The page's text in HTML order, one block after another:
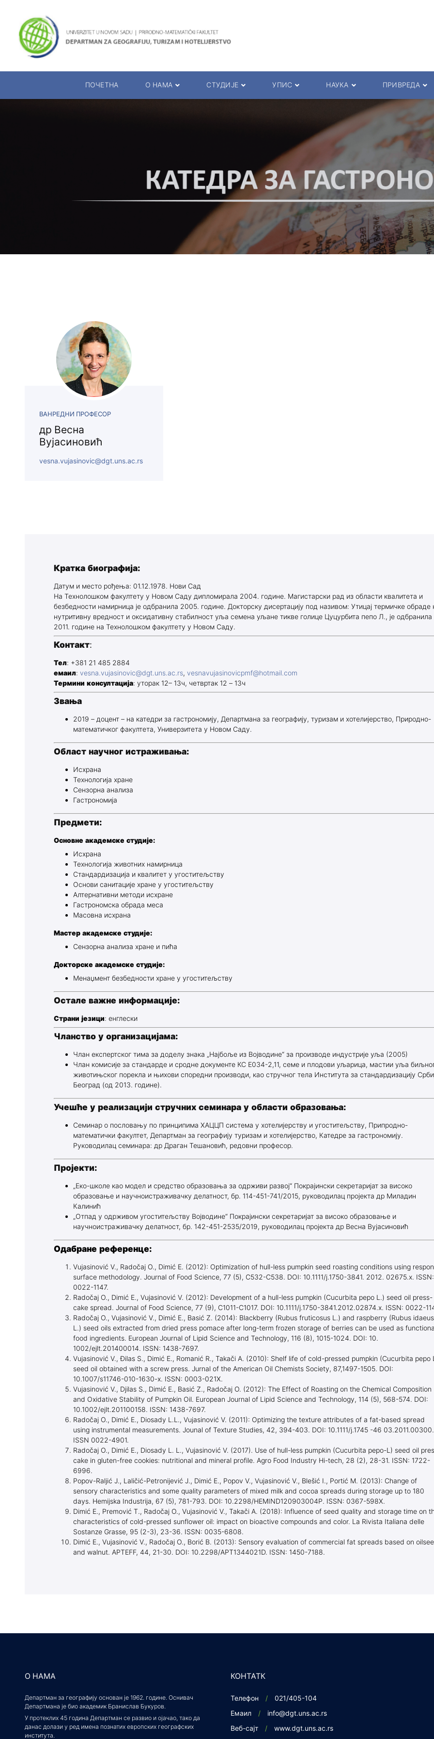
ПОЧЕТНА O НАМА
Презентација департмана
Презентација студија
Контакти професора и
асистената
СТУДИЈЕ
Календар рада
Руководиоци и саветници
Материјали за студенте
Пријава испита
УПИС
Презентација студија
Основне академске студије
Мастер академске студије
Докторске академ. студије
НАУКА
Научни часописи
Истраживачки тимови
КОНФЕРЕНЦИЈЕ
ПРИВРЕДА
Сарадња са
Семинари
Студентска пракса
Међународна
ВАНРЕДНИ ПРОФЕСОР
др Весна
Вујасиновић
vesna.vujasinovic@dgt.uns.ac.rs
Кратка биографија:
Датум и место рођења: 01.12.1978. Нови Сад
На Технолошком факултету у Новом Саду дипломирала 2004. године. Магистарски рад из области квалитета и
безбедности намирница је одбранила 2005. године. Докторску дисертацију под називом: Утицај термичке обраде
нутритивну вредност и оксидативну стабилност уља семена уљане тикве голице Цуцурбита пепо Л., је одбранила
2011. године на Технолошком факултету у Новом Саду.
Контакт:
Тел: +381 21 485 2884
емаил: vesna.vujasinovic@dgt.uns.ac.rs, vesnavujasinovicpmf@hotmail.com
Термини консултација: уторак 12– 13ч, четвртак 12 – 13ч
Звања
2019 – доцент – на катедри за гастрономију, Департмана за географију, туризам и хотелијерство, Природно-
математичког факултета, Универзитета у Новом Саду.
Област научног истраживања:
Исхрана
Технологија хране
Сензорна анализа
Гастрономија
Предмети:
Основне академске студије:
Исхрана
Технологија животних намирница
Стандардизација и квалитет у угоститељству
Основи санитације хране у угоститељству
Алтернативни методи исхране
Гастрономска обрада меса
Масовна исхрана
Мастер академске студије:
Сензорна анализа хране и пића
Докторске академске студије:
Менаџмент безбедности хране у угоститељству
Остале важне информације:
Страни језици: енглески
Чланство у организацијама:
Члан експертског тима за доделу знака „Најбоље из Војводине“ за производе индустрије уља (2005)
Члан комисије за стандарде и сродне документе КС Е034-2,11, семе и плодови уљарица, мастии уља
животињског порекла и њихови споредни производи, као стручног тела Института за стандардизацију
Београд (од 2013. године).
Учешће у реализацији стручних семинара у области образовања:
Семинар о пословању по принципима ХАЦЦП система у хотелијерству и угоститељству, Припродно-
математички факултет, Департман за географију туризам и хотелијерство, Катедре за гастрономију.
Руководилац семинара: др Драган Тешановић, редовни професор.
Пројекти:
„Еко-школе као модел и средство образовања за одрживи развој“ Покрајински секретаријат за високо
образовање и научноистраживачку делатност, бр. 114-451-741/2015, руководилац пројекта др Миладин
Калинић
„Отпад у одрживом угоститељству Војводине“ Покрајински секретаријат за високо образовање и
научноистраживачку делатност, бр. 142-451-2535/2019, руководилац пројекта др Весна Вујасиновић
Одабране референце:
Vujasinović V., Radočaj O., Dimić E. (2012): Optimization of hull-less pumpkin seed roasting conditions using
surface methodology. Journal of Food Science, 77 (5), C532-C538. DOI: 10.1111/j.1750-3841. 2012. 02675.x. ISSN:
0022-1147.
Radočaj O., Dimić E., Vujasinović V. (2012): Development of a hull-less pumpkin (Cucurbita pepo L.) seed oil press-
cake spread. Journal of Food Science, 77 (9), C1011-C1017. DOI: 10.1111/j.1750-3841.2012.02874.x. ISSN: 0022-
Radočaj O., Vujasinović V., Dimić E., Basić Z. (2014): Blackberry (Rubus fruticosus L.) and raspberry (Rubus idaeus
L.) seed oils extracted from dried press pomace after long-term frozen storage of berries can be used as
food ingredients. European Journal of Lipid Science and Technology, 116 (8), 1015-1024. DOI: 10.
1002/ejlt.201400014. ISSN: 1438-7697.
Vujasinović V., Đilas S., Dimić E., Romanić R., Takači A. (2010): Shelf life of cold-pressed pumpkin (Cucurbita pepo
seed oil obtained with a screw press. Jurnal of the American Oil Chemists Society, 87,1497-1505. DOI:
10.1007/s11746-010-1630-x. ISSN: 0003-021X.
Vujasinović V., Djilas S., Dimić E., Basić Z., Radočaj O. (2012): The Effect of Roasting on the Chemical Composition
and Oxidative Stability of Pumpkin Oil. European Journal of Lipid Science and Technology, 114 (5), 568-574. DOI:
10.1002/ejlt.201100158. ISSN: 1438-7697.
Radočaj O., Dimić E., Diosady L.L., Vujasinović V. (2011): Optimizing the texture attributes of a fat-based spread
using instrumental measurements. Jounal of Texture Studies, 42, 394-403. DOI: 10.1111/j.1745 -46
ISSN 0022-4901.
Radočaj O., Dimić E., Diosady L. L., Vujasinović V. (2017). Use of hull-less pumpkin (Cucurbita pepo-L) seed oil
cake in gluten-free cookies: nutritional and mineral profile. Agro Food Industry Hi-tech, 28 (2), 28-31. ISSN: 1722-
6996.
Popov-Raljić J., Laličić-Petronijević J., Dimić E., Popov V., Vujasinović V., Blešić I., Portić M. (2013): Change of
sensory characteristics and some quality parameters of mixed milk and cocoa spreads during storage up to 180
days. Hemijska Industrija, 67 (5), 781-793. DOI: 10.2298/HEMIND120903004P. ISSN: 0367-598X.
Dimić E., Premović T., Radočaj O., Vujasinović V., Takači A. (2018): Influence of seed quality and storage time on
characteristics of cold-pressed sunflower oil: impact on bioactive compounds and color. La Rivista Italiana delle
Sostanze Grasse, 95 (2-3), 23-36. ISSN: 0035-6808.
Dimić E., Vujasinović V., Radočaj O., Borić B. (2013): Sensory evaluation of commercial fat spreads based on
and walnut. APTEFF, 44, 21-30. DOI: 10.2298/APT1344021D. ISSN: 1450-7188.
О НАМА
Департман за географију основан је 1962. године. Оснивач
Департмана је био академик Бранислав Букуров.
У протеклих 45 година Департман се развио и ојачао, тако да
данас долази у ред имена познатих европских географских
института.
КОНТАТК
Телефон
021/405-104
Емаил
info@dgt.uns.ac.rs
Веб-сајт
www.dgt.uns.ac.rs